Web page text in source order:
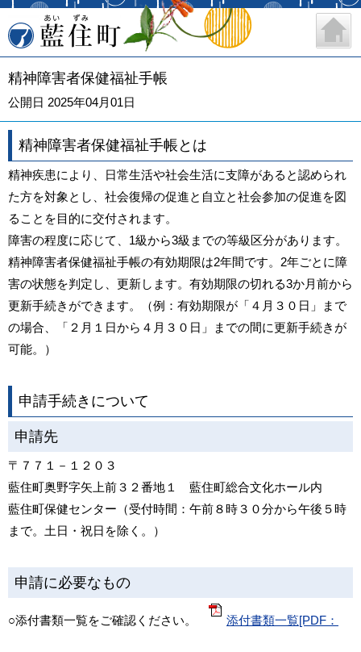
藍住町
精神障害者保健福祉手帳
公開日 2025年04月01日
精神障害者保健福祉手帳とは
精神疾患により、日常生活や社会生活に支障があると認められ
た方を対象とし、社会復帰の促進と自立と社会参加の促進を図
ることを目的に交付されます。
障害の程度に応じて、1級から3級までの等級区分があります。
精神障害者保健福祉手帳の有効期限は2年間です。2年ごとに障
害の状態を判定し、更新します。有効期限の切れる3か月前から
更新手続きができます。（例：有効期限が「４月３０日」まで
の場合、「２月１日から４月３０日」までの間に更新手続きが
可能。）
申請手続きについて
申請先
〒７７１－１２０３
藍住町奥野字矢上前３２番地１ 藍住町総合文化ホール内
藍住町保健センター（受付時間：午前８時３０分から午後５時
まで。土日・祝日を除く。）
申請に必要なもの
○添付書類一覧をご確認ください。 添付書類一覧[PDF：